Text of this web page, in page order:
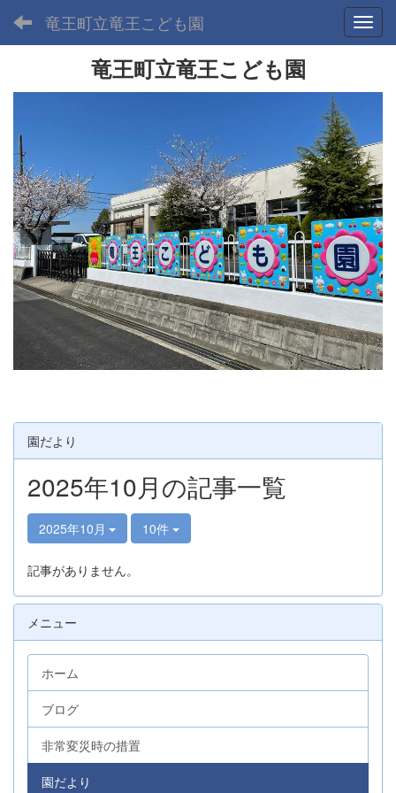
竜王町立竜王こども園
竜王町立竜王こども園
園だより
2025年10月の記事一覧
2025年10月 10件
記事がありません。
メニュー
ホーム
ブログ
非常変災時の措置
園だより